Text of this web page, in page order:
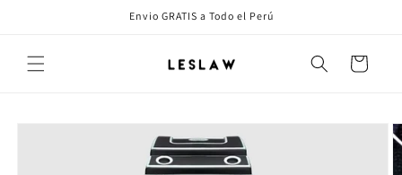
Envio GRATIS a Todo el Perú
Carrito
directamente